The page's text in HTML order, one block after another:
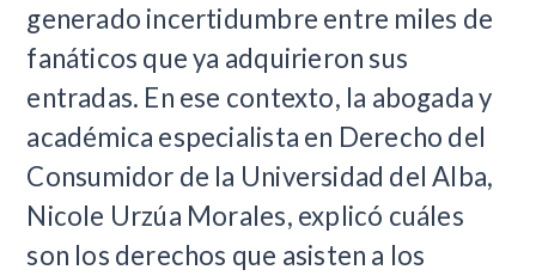
generado incertidumbre entre miles de
fanáticos que ya adquirieron sus
entradas. En ese contexto, la abogada y
académica especialista en Derecho del
Consumidor de la Universidad del Alba,
Nicole Urzúa Morales, explicó cuáles
son los derechos que asisten a los